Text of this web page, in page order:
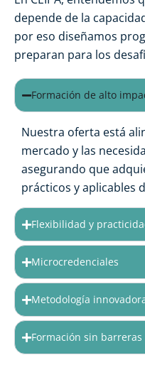
depende de la
por eso diseñamos
preparan para los
Formación de alto
Nuestra oferta está
mercado y las
asegurando que
prácticos y aplicables
Flexibilidad y
Microcredenciales
Metodología
Formación sin barreras